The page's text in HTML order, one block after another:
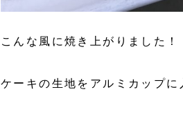
こんな風に焼き上がりました！
ケーキの生地をアルミカップに